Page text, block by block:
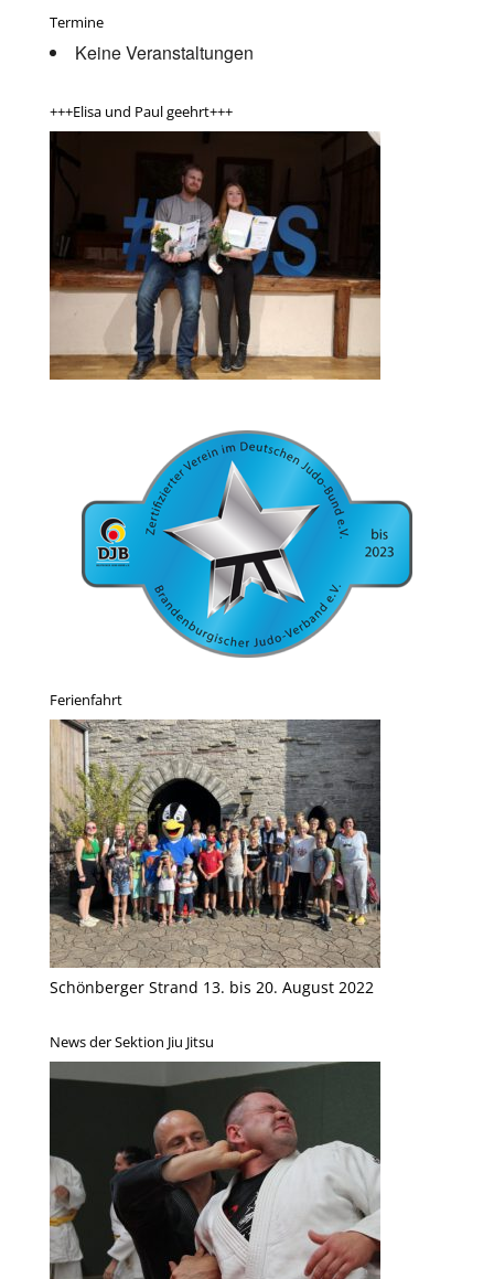
Termine
Keine Veranstaltungen
+++Elisa und Paul geehrt+++
Ferienfahrt
Schönberger Strand 13. bis 20. August 2022
News der Sektion Jiu Jitsu